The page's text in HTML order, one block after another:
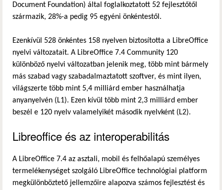
Document Foundation) által foglalkoztatott 52 fejlesztőtől
származik, 28%-a pedig 95 egyéni önkéntestől.
Ezenkívül 528 önkéntes 158 nyelven biztosította a LibreOffice
nyelvi változatait. A LibreOffice 7.4 Community 120
különböző nyelvi változatban jelenik meg, több mint bármely
más szabad vagy szabadalmaztatott szoftver, és mint ilyen,
világszerte több mint 5,4 milliárd ember használhatja
anyanyelvén (L1). Ezen kívül több mint 2,3 milliárd ember
beszél e 120 nyelv valamelyikét második nyelvként (L2).
Libreoffice és az interoperabilitás
A LibreOffice 7.4 az asztali, mobil és felhőalapú személyes
termelékenységet szolgáló LibreOffice technológiai platform
megkülönböztető jellemzőire alapozva számos fejlesztést és